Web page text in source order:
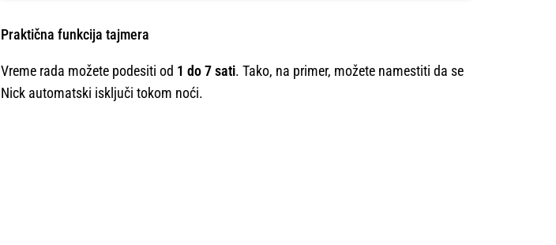
Praktična funkcija tajmera
Vreme rada možete podesiti od 1 do 7 sati. Tako, na primer, možete namestiti da se
Nick automatski isključi tokom noći.